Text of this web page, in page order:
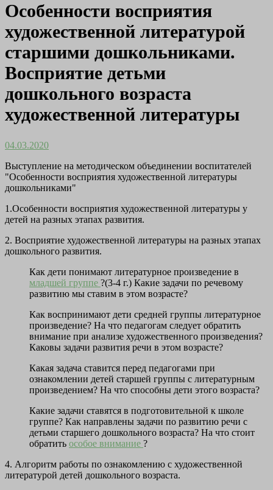
Особенности восприятия
художественной литературой
старшими дошкольниками.
Восприятие детьми
дошкольного возраста
художественной литературы
04.03.2020
Выступление на методическом объединении воспитателей
"Особенности восприятия художественной литературы
дошкольниками"
1.Особенности восприятия художественной литературы у
детей на разных этапах развития.
2. Восприятие художественной литературы на разных этапах
дошкольного развития.
Как дети понимают литературное произведение в
младшей группе ?(3-4 г.) Какие задачи по речевому
развитию мы ставим в этом возрасте?
Как воспринимают дети средней группы литературное
произведение? На что педагогам следует обратить
внимание при анализе художественного произведения?
Каковы задачи развития речи в этом возрасте?
Какая задача ставится перед педагогами при
ознакомлении детей старшей группы с литературным
произведением? На что способны дети этого возраста?
Какие задачи ставятся в подготовительной к школе
группе? Как направлены задачи по развитию речи с
детьми старшего дошкольного возраста? На что стоит
обратить особое внимание ?
4. Алгоритм работы по ознакомлению с художественной
литературой детей дошкольного возраста.